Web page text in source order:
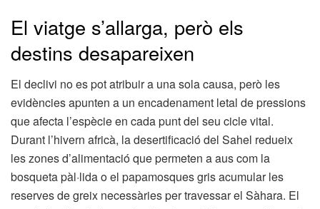
El viatge s’allarga, però els
destins desapareixen
El declivi no es pot atribuir a una sola causa, però les
evidències apunten a un encadenament letal de pressions
que afecta l’espècie en cada punt del seu cicle vital.
Durant l’hivern africà, la desertificació del Sahel redueix
les zones d’alimentació que permeten a aus com la
bosqueta pàl·lida o el papamosques gris acumular les
reserves de greix necessàries per travessar el Sàhara. El